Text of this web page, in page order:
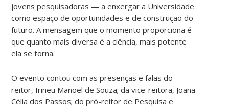
jovens pesquisadoras — a enxergar a Universidade
como espaço de oportunidades e de construção do
futuro. A mensagem que o momento proporciona é
que quanto mais diversa é a ciência, mais potente
ela se torna.
O evento contou com as presenças e falas do
reitor, Irineu Manoel de Souza; da vice-reitora, Joana
Célia dos Passos; do pró-reitor de Pesquisa e